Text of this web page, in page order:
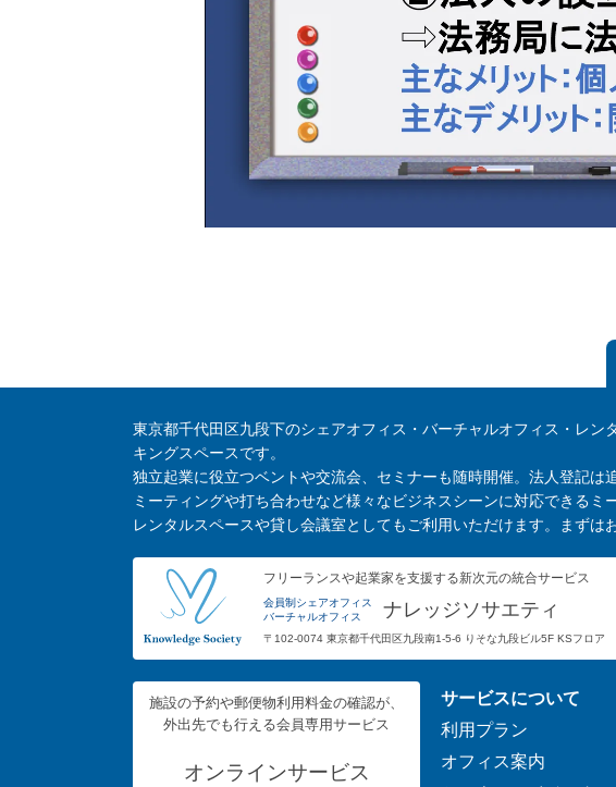
東京都千代田区九段下のシェアオフィス・バーチャルオフィス・レ
キングスペースです。
独立起業に役立つベントや交流会、セミナーも随時開催。法人登記は
ミーティングや打ち合わせなど様々なビジネスシーンに対応できる
レンタルスペースや貸し会議室としてもご利用いただけます。まずは
フリーランスや起業家を支援する新次元の統合サービス
会員制シェアオフィス
バーチャルオフィス
ナレッジソサエティ
〒102-0074 東京都千代田区九段南1-5-6 りそな九段ビル5F KSフロア
施設の予約や郵便物利用料金の確認が、
外出先でも行える会員専用サービス
オンラインサービス
サービスについて
利用プラン
オフィス案内